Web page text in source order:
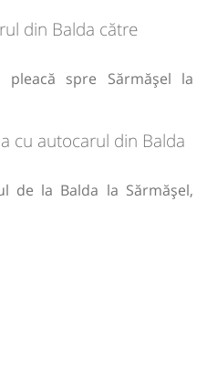
din Balda către
pleacă spre Sărmășel la
cu autocarul din Balda
de la Balda la Sărmășel,